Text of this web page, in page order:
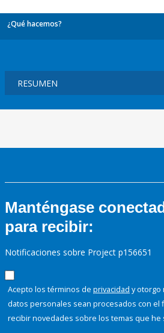
¿Qué hacemos?
Manténgase
para recibir:
Notificaciones sobre Project p156651
Acepto los términos de privacidad y otorgo
datos personales sean procesados con el
recibir novedades sobre los temas que he